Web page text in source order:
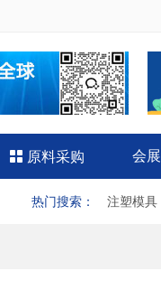
 原料采购 会展
热门搜索 ： 注塑模具